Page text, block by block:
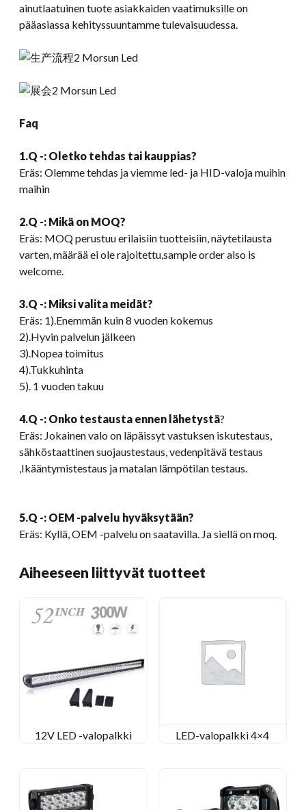
ainutlaatuinen tuote asiakkaiden vaatimuksille on
pääasiassa kehityssuuntamme tulevaisuudessa.
Faq
1.Q -: Oletko tehdas tai kauppias?
Eräs: Olemme tehdas ja viemme led- ja HID-valoja muihin
maihin
2.Q -: Mikä on MOQ?
Eräs: MOQ perustuu erilaisiin tuotteisiin, näytetilausta
varten, määrää ei ole rajoitettu,sample order also is
welcome
3.Q -: Miksi valita meidät?
Eräs: 1).Enemmän kuin 8 vuoden kokemus
2).Hyvin palvelun jälkeen
3).Nopea toimitus
4).Tukkuhinta
5). 1 vuoden takuu
4.Q -: Onko testausta ennen lähetystä?
Eräs: Jokainen valo on läpäissyt vastuksen iskutestaus,
sähköstaattinen suojaustestaus, vedenpitävä testaus
,Ikääntymistestaus ja matalan lämpötilan testaus.
5.Q -: OEM -palvelu hyväksytään?
Eräs: Kyllä, OEM -palvelu on saatavilla. Ja siellä on moq.
Aiheeseen liittyvät tuotteet
12V LED -valopalkki LED-valopalkki 4×4